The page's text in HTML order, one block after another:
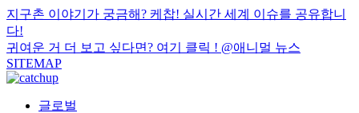
지구촌 이야기가 궁금해? 케찹! 실시간 세계 이슈를 공유합니
다!
귀여운 거 더 보고 싶다면? 여기 클릭 ! @애니멀 뉴스
SITEMAP
글로벌